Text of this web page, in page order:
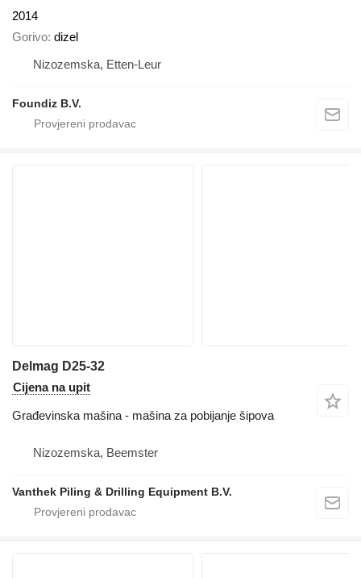
2014
Gorivo dizel
Nizozemska, Etten-Leur
Foundiz B.V.
Delmag D25-32
Cijena na upit
Građevinska mašina - mašina za pobijanje šipova
Nizozemska, Beemster
Vanthek Piling & Drilling Equipment B.V.